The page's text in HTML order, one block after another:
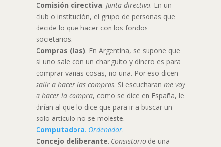
Comisión directiva. Junta directiva. En un
club o institución, el grupo de personas que
decide lo que hacer con los fondos
societarios.
Compras (las). En Argentina, se supone que
si uno sale con un changuito y dinero es para
comprar varias cosas, no una. Por eso dicen
salir a hacer las compras. Si escucharan me voy
a hacer la compra, como se dice en España, le
dirían al que lo dice que para ir a buscar un
solo artículo no se moleste.
Computadora. Ordenador.
Concejo deliberante. Consistorio de una